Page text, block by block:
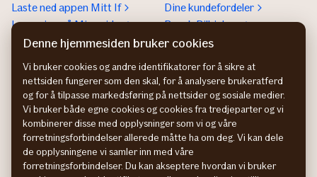
Laste ned appen Mitt If
Logge inn på Mine sider
Lese Magasinet
reiseforsikringsbevis
Bestille Grønt kort
Bestille
skademeldingsskjema for
Dine kundefordeler
Besøk Bilhjelpen
Medisinsk rådgivning
Finansportalen
Om If Kontakt If
Denne hjemmesiden bruker cookies
Vi bruker cookies og andre identifikatorer for å sikre at
nettsiden fungerer som den skal, for å analysere brukeratferd
og for å tilpasse markedsføring på nettsider og sosiale medier.
Vi bruker både egne cookies og cookies fra tredjeparter og vi
kombinerer disse med opplysninger som vi og våre
forretningsforbindelser allerede måtte ha om deg. Vi kan dele
de opplysningene vi samler inn med våre
forretningsforbindelser. Du kan akseptere hvordan vi bruker